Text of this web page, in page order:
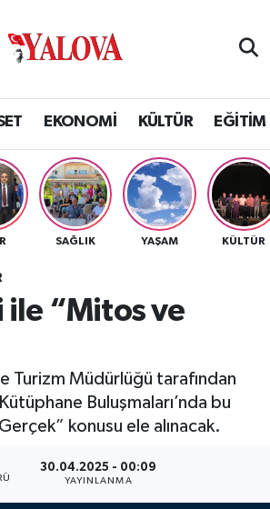
EKONOMİ KÜLTÜR EĞİTİM
SAĞLIK YAŞAM KÜLTÜR
ile “Mitos ve
Turizm Müdürlüğü tarafından
Buluşmaları’nda bu
konusu ele alınacak.
30.04.2025 - 00:09
YAYINLANMA
Eczaneler
Durumu
Vakitleri
Yoğunluk Haritası